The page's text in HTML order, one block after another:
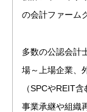
の会計ファーム
多数の公認会計
場～上場企業、
（SPCやREIT
事業承継や組織